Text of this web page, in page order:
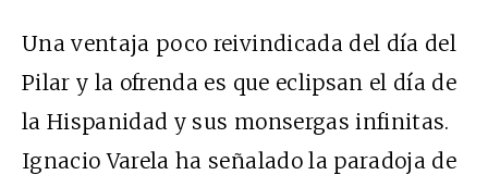
Una ventaja poco reivindicada del día del
Pilar y la ofrenda es que eclipsan el día de
la Hispanidad y sus monsergas infinitas.
Ignacio Varela ha señalado la paradoja de